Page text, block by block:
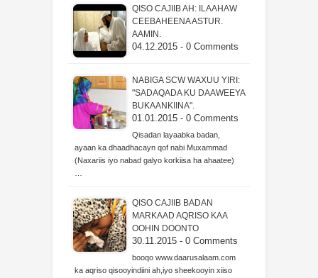
QISO CAJIIB AH: ILAAHAW
CEEBAHEENA ASTUR.
AAMIN.
04.12.2015 - 0 Comments
NABIGA SCW WAXUU YIRI:
"SADAQADA KU DAAWEEYA
BUKAANKIINA".
01.01.2015 - 0 Comments
Qisadan layaabka badan,
ayaan ka dhaadhacayn qof nabi Muxammad
(Naxariis iyo nabad galyo korkiisa ha ahaatee)
QISO CAJIIB BADAN
MARKAAD AQRISO KAA
OOHIN DOONTO
30.11.2015 - 0 Comments
booqo www.daarusalaam.com
ka aqriso qisooyindiini ah,iyo sheekooyin xiiso